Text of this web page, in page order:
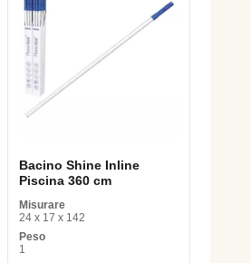
Bacino Shine Inline
Piscina 360 cm
Misurare
24 x 17 x 142
Peso
1